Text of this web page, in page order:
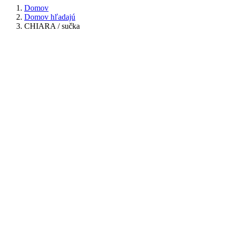
Domov
Domov hľadajú
CHIARA / sučka